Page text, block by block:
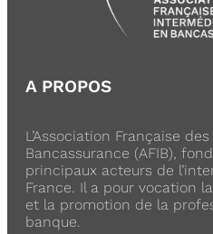
A PROPOS
L’Association Française
Bancassurance (AFIB),
principaux acteurs de
France. Il a pour vocation
et la promotion de la
banque.